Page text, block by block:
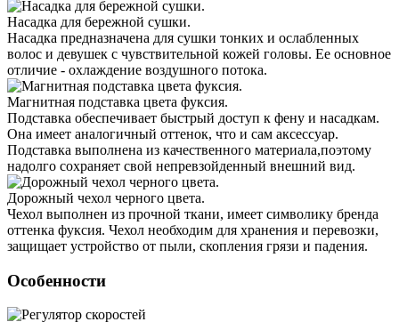
Насадка для бережной сушки.
Насадка предназначена для сушки тонких и ослабленных
волос и девушек с чувствительной кожей головы. Ее основное
отличие - охлаждение воздушного потока.
Магнитная подставка цвета фуксия.
Подставка обеспечивает быстрый доступ к фену и насадкам.
Она имеет аналогичный оттенок, что и сам аксессуар.
Подставка выполнена из качественного материала,поэтому
надолго сохраняет свой непревзойденный внешний вид.
Дорожный чехол черного цвета.
Чехол выполнен из прочной ткани, имеет символику бренда
оттенка фуксия. Чехол необходим для хранения и перевозки,
защищает устройство от пыли, скопления грязи и падения.
Особенности